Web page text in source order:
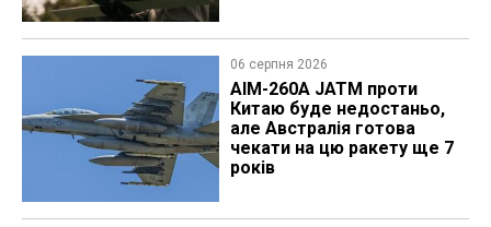
06 серпня 2026
AIM-260A JATM проти
Китаю буде недостаньо,
але Австралія готова
чекати на цю ракету ще 7
років